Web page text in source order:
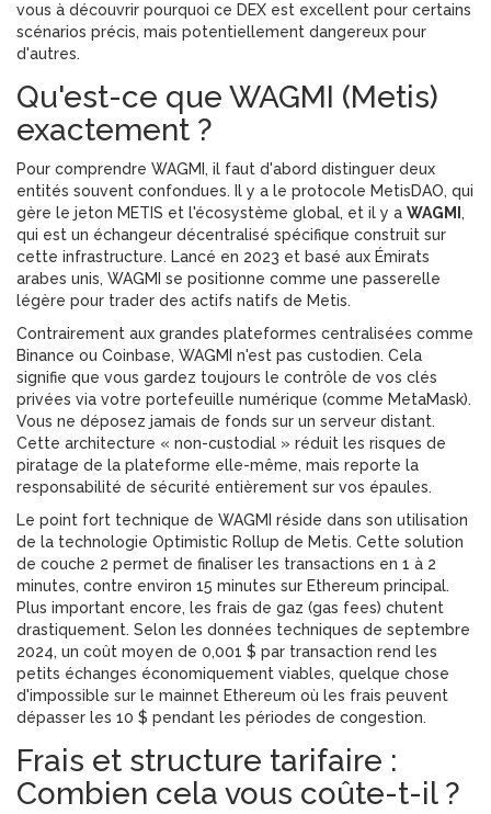
vous à découvrir pourquoi ce DEX est excellent pour certains
scénarios précis, mais potentiellement dangereux pour
d'autres.
Qu'est-ce que WAGMI (Metis)
exactement ?
Pour comprendre WAGMI, il faut d'abord distinguer deux
entités souvent confondues. Il y a le protocole MetisDAO, qui
gère le jeton METIS et l'écosystème global, et il y a WAGMI ,
qui est un échangeur décentralisé spécifique construit sur
cette infrastructure. Lancé en 2023 et basé aux Émirats
arabes unis, WAGMI se positionne comme une passerelle
légère pour trader des actifs natifs de Metis.
Contrairement aux grandes plateformes centralisées comme
Binance ou Coinbase, WAGMI n'est pas custodien. Cela
signifie que vous gardez toujours le contrôle de vos clés
privées via votre portefeuille numérique (comme MetaMask).
Vous ne déposez jamais de fonds sur un serveur distant.
Cette architecture « non-custodial » réduit les risques de
piratage de la plateforme elle-même, mais reporte la
responsabilité de sécurité entièrement sur vos épaules.
Le point fort technique de WAGMI réside dans son utilisation
de la technologie Optimistic Rollup de Metis. Cette solution
de couche 2 permet de finaliser les transactions en 1 à 2
minutes, contre environ 15 minutes sur Ethereum principal.
Plus important encore, les frais de gaz (gas fees) chutent
drastiquement. Selon les données techniques de septembre
2024, un coût moyen de 0,001 $ par transaction rend les
petits échanges économiquement viables, quelque chose
d'impossible sur le mainnet Ethereum où les frais peuvent
dépasser les 10 $ pendant les périodes de congestion.
Frais et structure tarifaire :
Combien cela vous coûte-t-il ?